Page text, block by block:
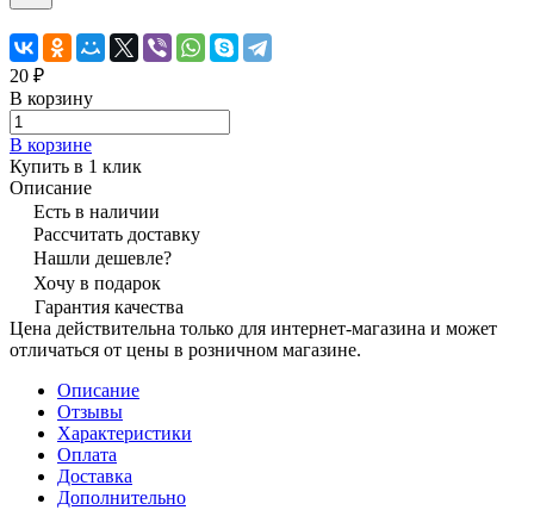
20 ₽
В корзину
В корзине
Купить в 1 клик
Описание
Есть в наличии
Рассчитать доставку
Нашли дешевле?
Хочу в подарок
Гарантия качества
Цена действительна только для интернет-магазина и может
отличаться от цены в розничном магазине.
Описание
Отзывы
Характеристики
Оплата
Доставка
Дополнительно